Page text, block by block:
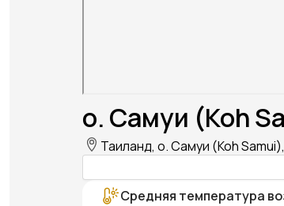
о. Самуи (Koh
Таиланд, о. Самуи (Koh
Средняя температура